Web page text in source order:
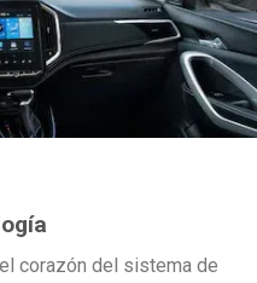
corazón del sistema de